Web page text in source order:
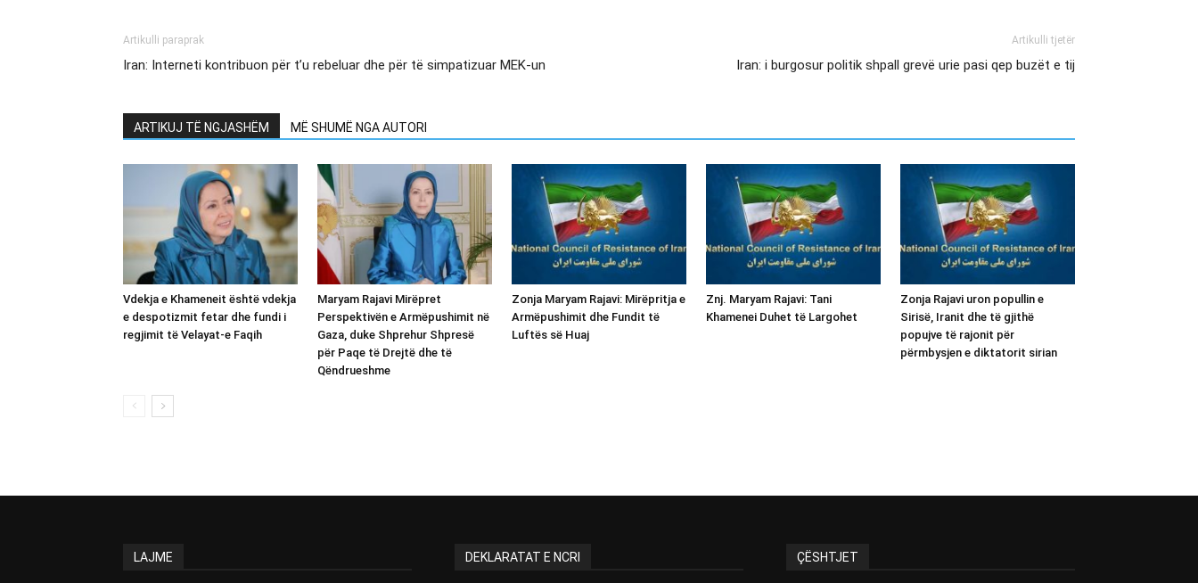
Artikulli paraprak
Iran: Interneti kontribuon për t’u rebeluar dhe për të simpatizuar MEK-un
Artikulli tjetër
Iran: i burgosur politik shpall grevë urie pasi qep buzët e tij
ARTIKUJ TË NGJASHËM MË SHUMË NGA AUTORI
Vdekja e Khameneit është vdekja
e despotizmit fetar dhe fundi i
regjimit të Velayat-e Faqih
Maryam Rajavi Mirëpret
Perspektivën e Armëpushimit në
Gaza, duke Shprehur Shpresë
për Paqe të Drejtë dhe të
Qëndrueshme
Zonja Maryam Rajavi: Mirëpritja e
Armëpushimit dhe Fundit të
Luftës së Huaj
Znj. Maryam Rajavi: Tani
Khamenei Duhet të Largohet
Zonja Rajavi uron popullin e
Sirisë, Iranit dhe të gjithë
popujve të rajonit për
përmbysjen e diktatorit sirian
LAJME DEKLARATAT E NCRI ÇËSHTJET